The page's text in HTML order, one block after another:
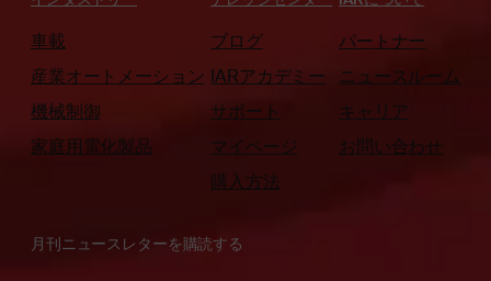
車載
産業オートメーション
機械制御
家庭用電化製品
ブログ
IARアカデミー
サポート
マイページ
購入方法
パートナー
ニュースルーム
キャリア
お問い合わせ
月刊ニュースレターを購読する